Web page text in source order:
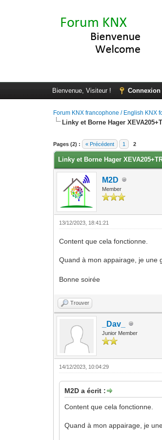
Bienvenue, Visiteur ! Connexion
Forum KNX francophone / English KNX
Linky et Borne Hager
Pages (2) : « Précédent 1 2
Moyenne : 0 (0 vote(s))
1
2
3
4
5
Linky et Borne Hager
M2D
Member
13/12/2023, 18:41:21
Content que cela fonctionne.
Quand à mon appairage, je
Bonne soirée
Trouver
_Dav_
Junior Member
14/12/2023, 10:04:29
M2D a écrit :
Content que cela fonctionne.
Quand à mon appairage, je